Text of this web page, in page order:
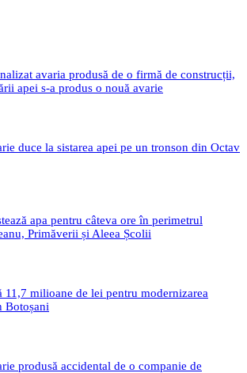
avaria produsă de o firmă de construcții,
apei s-a produs o nouă avarie
duce la sistarea apei pe un tronson din Octav
apa pentru câteva ore în perimetrul
Primăverii și Aleea Școlii
11,7 milioane de lei pentru modernizarea
Botoșani
produsă accidental de o companie de